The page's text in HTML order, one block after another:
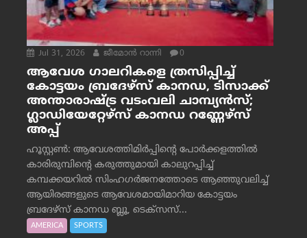
Jul 31, 2026 ജീമോന്‍ റാന്നി 0
ആവേശ ഗാലറികളെ ത്രസിപ്പിച്ച്
കോട്ടയം ബ്രദേഴ്‌സ് കാനഡ, ടിസാക്ക്
അന്താരാഷ്ട്ര വടംവലി ചാമ്പ്യന്‍സ്;
ഗ്ലാഡിയേറ്റേഴ്‌സ് കാനഡ റണ്ണേഴ്‌സ്
അപ്പ്
ഹൂസ്റ്റണ്‍: ആവേശത്തിമിര്‍പ്പിന്റെ പോര്‍ക്കളത്തില്‍
കാരിരുമ്പിന്റെ കരുത്തുമായി കാലുറപ്പിച്ച്
കമ്പക്കയറില്‍ സിംഹഗര്‍ജനത്തോടെ ആഞ്ഞുവലിച്ച്
ആയിരങ്ങളുടെ ആവേശമായിമാറിയ കോട്ടയം
ബ്രദേഴ്‌സ് കാനഡ ബ്ലൂ, ടെക്‌സസ്...
AMERICA SPORTS